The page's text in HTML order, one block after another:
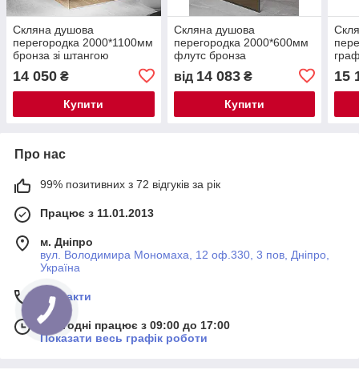
Скляна душова
перегородка 2000*1100мм
бронза зі штангою
14 050 ₴
Купити
Скляна душова
перегородка 2000*600мм
флутс бронза
від 14 083₴
Купити
15
Про нас
99% позитивних з 72 відгуків за рік
Працює з 11.01.2013
м. Дніпро
вул. Володимира Мономаха, 12 оф.330, 3 пов, Дніпро,
Україна
Контакти
Сьогодні працює з 09:00 до 17:00
Показати весь графік роботи